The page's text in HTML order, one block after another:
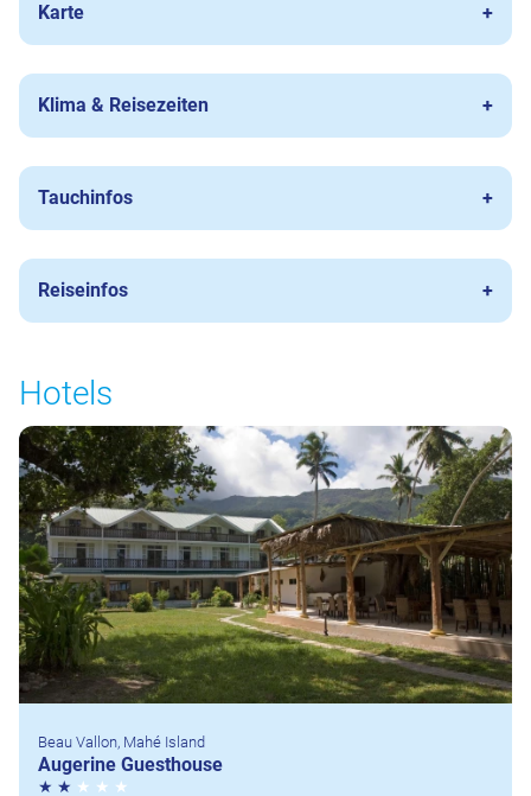
Karte
Klima & Reisezeiten
Tauchinfos
Reiseinfos
Hotels
Beau Vallon, Mahé Island
Augerine Guesthouse